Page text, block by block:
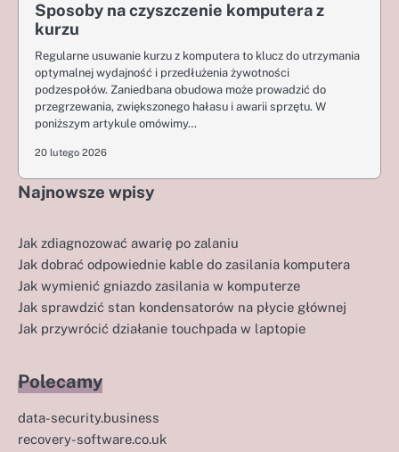
Sposoby na czyszczenie komputera z
kurzu
Regularne usuwanie kurzu z komputera to klucz do utrzymania
optymalnej wydajność i przedłużenia żywotności
podzespołów. Zaniedbana obudowa może prowadzić do
przegrzewania, zwiększonego hałasu i awarii sprzętu. W
poniższym artykule omówimy…
20 lutego 2026
Najnowsze wpisy
Jak zdiagnozować awarię po zalaniu
Jak dobrać odpowiednie kable do zasilania komputera
Jak wymienić gniazdo zasilania w komputerze
Jak sprawdzić stan kondensatorów na płycie głównej
Jak przywrócić działanie touchpada w laptopie
Polecamy
data-security.business
recovery-software.co.uk